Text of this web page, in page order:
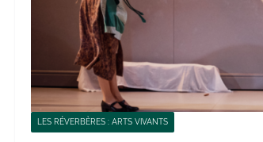
LES RÉVERBÈRES : ARTS VIVANTS